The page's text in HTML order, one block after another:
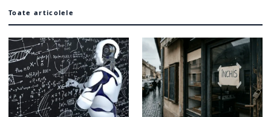
Toate articolele